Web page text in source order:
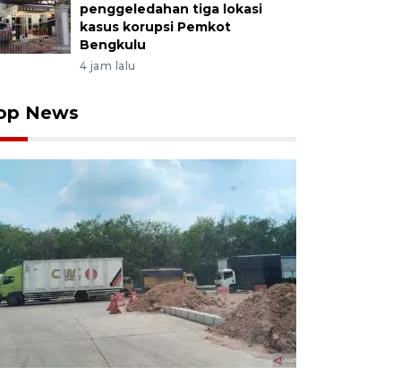
penggeledahan tiga lokasi
kasus korupsi Pemkot
Bengkulu
4 jam lalu
News